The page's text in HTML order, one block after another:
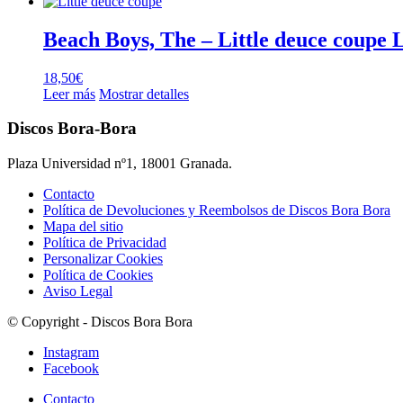
Beach Boys, The – Little deuce coupe
18,50€
Leer más Mostrar detalles
Discos Bora-Bora
Plaza Universidad nº1, 18001 Granada.
Contacto
Política de Devoluciones y Reembolsos de Discos Bora Bora
Mapa del sitio
Política de Privacidad
Personalizar Cookies
Política de Cookies
Aviso Legal
© Copyright - Discos Bora Bora
Instagram
Facebook
Contacto